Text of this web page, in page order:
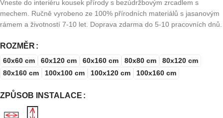
Vneste do interiéru kousek přírody s bezúdržbovým zrcadlem s
mechem. Ručně vyrobeno ze 100% přírodních materiálů s jasanovým
rámem a životností 7-10 let. Doprava zdarma do 5-10 pracovních dnů.
ROZMĚR
60x60 cm 60x120 cm 60x160 cm 80x80 cm
80x120 cm
80x160 cm
100x100 cm 100x120 cm 100x160 cm
ZPŮSOB INSTALACE